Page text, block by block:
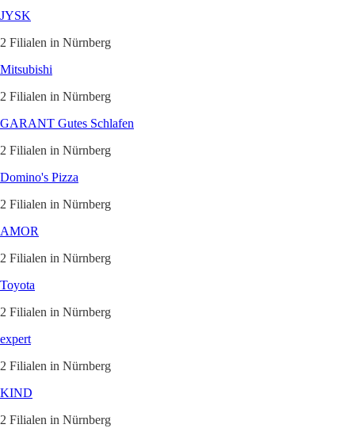
JYSK
2 Filialen in Nürnberg
Mitsubishi
2 Filialen in Nürnberg
GARANT Gutes Schlafen
2 Filialen in Nürnberg
Domino's Pizza
2 Filialen in Nürnberg
AMOR
2 Filialen in Nürnberg
Toyota
2 Filialen in Nürnberg
expert
2 Filialen in Nürnberg
KIND
2 Filialen in Nürnberg